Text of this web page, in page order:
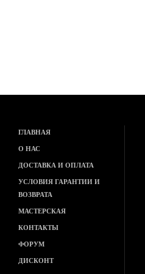
ГЛАВНАЯ
О НАС
ДОСТАВКА И ОПЛАТА
УСЛОВИЯ ГАРАНТИИ И
ВОЗВРАТА
МАСТЕРСКАЯ
КОНТАКТЫ
ФОРУМ
ДИСКОНТ